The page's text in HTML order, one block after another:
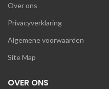
Over ons
Privacyverklaring
Algemene voorwaarden
Site Map
OVER ONS